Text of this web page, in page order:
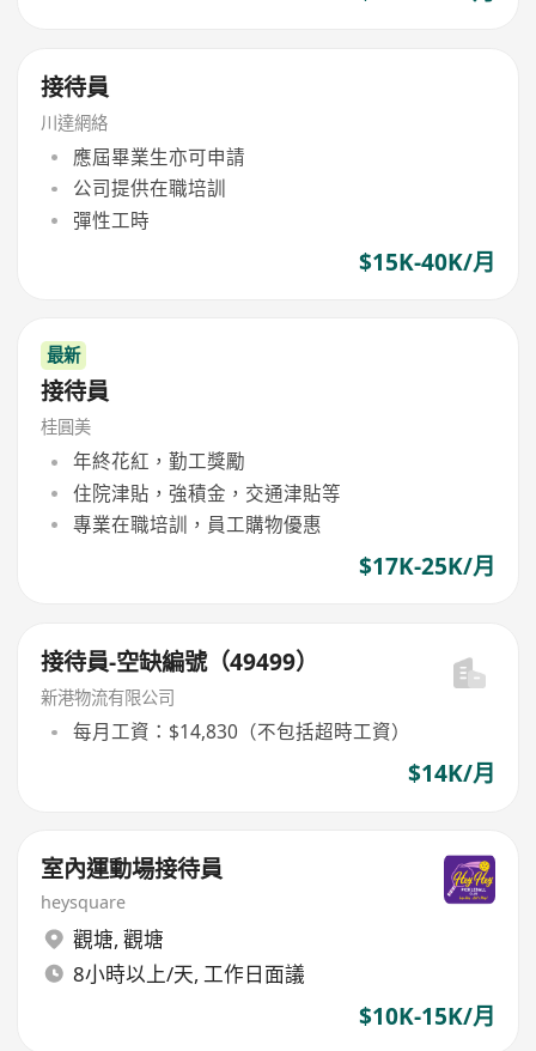
接待員
川達網絡
應屆畢業生亦可申請
公司提供在職培訓
彈性工時
$15K-40K/月
最新
接待員
桂圓美
年終花紅，勤工獎勵
住院津貼，強積金，交通津貼等
專業在職培訓，員工購物優惠
$17K-25K/月
接待員-空缺編號（49499）
新港物流有限公司
每月工資：$14,830（不包括超時工資）
$14K/月
室內運動場接待員
heysquare
觀塘, 觀塘
8小時以上/天, 工作日面議
$10K-15K/月